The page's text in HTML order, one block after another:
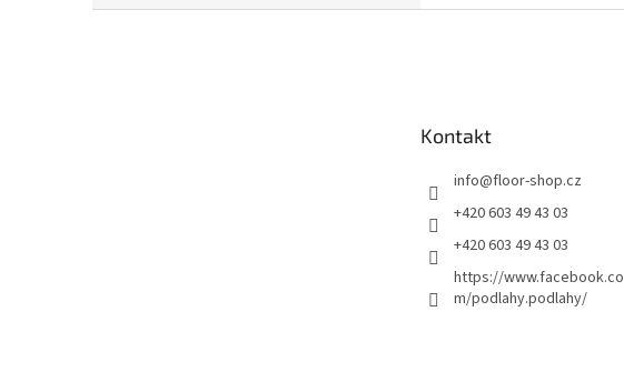
Kontakt
info@floor-shop.cz
+420 603 49 43 03
+420 603 49 43 03
https://www.facebook.co
m/podlahy.podlahy/